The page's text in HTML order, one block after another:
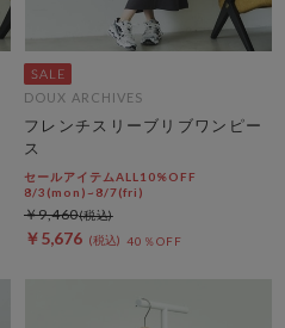
DOUX ARCHIVES
フレンチスリーブリブワンピー
ス
セールアイテムALL10%OFF
8/3(mon)~8/7(fri)
￥5,676 40％OFF
￥9,460